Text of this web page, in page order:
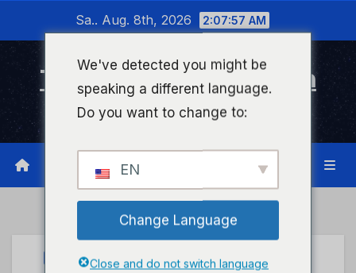
wechseln
Sa.. Aug. 8th, 2026 2:07:57 AM
Timeline Bad Kreuznach
Infonetzwerk für Bad Kreuznach
UNCATEGORIZED
We've detected you might be
speaking a different language.
Do you want to change to:
EN
Change Language
Close and do not switch language